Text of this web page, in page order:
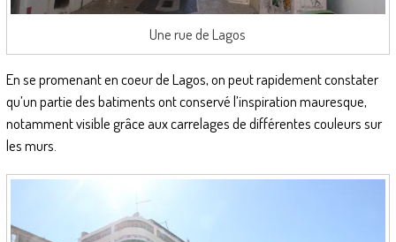
Une rue de Lagos
En se promenant en coeur de Lagos, on peut rapidement constater
qu’un partie des batiments ont conservé l’inspiration mauresque,
notamment visible grâce aux carrelages de différentes couleurs sur
les murs.